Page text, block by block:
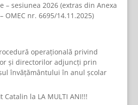
– sesiunea 2026 (extras din Anexa
OMEC nr. 6695/14.11.2025)
operațională privind
și directorilor adjuncți prin
învățământului în anul școlar
Catalin la LA MULTI ANI!!!